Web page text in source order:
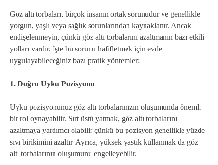
Göz altı torbaları, birçok insanın ortak sorunudur ve genellikle
yorgun, yaşlı veya sağlık sorunlarından kaynaklanır. Ancak
endişelenmeyin, çünkü göz altı torbalarını azaltmanın bazı etkili
yolları vardır. İşte bu sorunu hafifletmek için evde
uygulayabileceğiniz bazı pratik yöntemler:
1. Doğru Uyku Pozisyonu
Uyku pozisyonunuz göz altı torbalarınızın oluşumunda önemli
bir rol oynayabilir. Sırt üstü yatmak, göz altı torbalarını
azaltmaya yardımcı olabilir çünkü bu pozisyon genellikle yüzde
sıvı birikimini azaltır. Ayrıca, yüksek yastık kullanmak da göz
altı torbalarının oluşumunu engelleyebilir.